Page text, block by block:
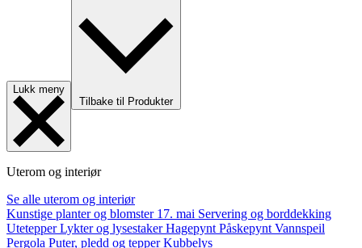
Lukk meny
Tilbake til Produkter
Uterom og interiør
Se alle uterom og interiør
Kunstige planter og blomster 17. mai Servering og borddekking
UtetepperLykter og lysestakerHagepynt Påskepynt Vannspeil
Pergola Puter, pledd og tepperKubbelys